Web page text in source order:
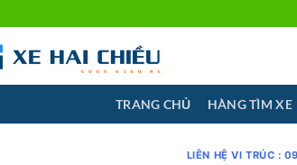
TRANG CHỦ HÀNG TÌM XE
LIÊN HỆ VI TRÚC :